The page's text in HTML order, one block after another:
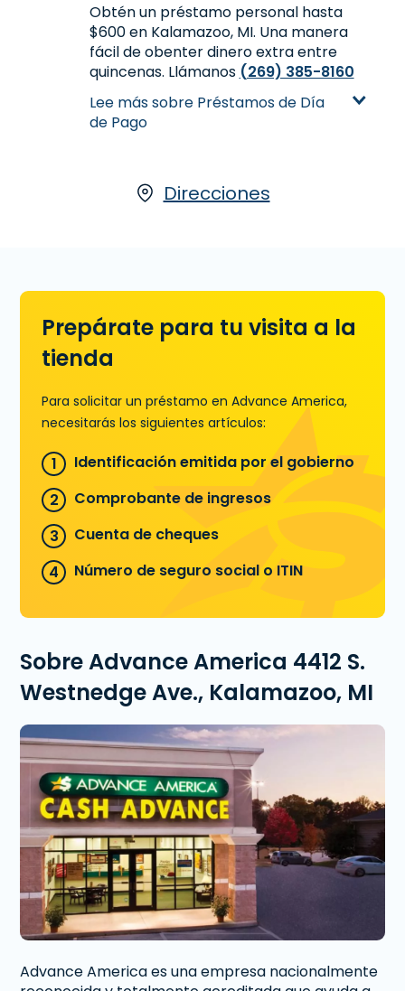
Obtén un préstamo personal hasta
$600 en Kalamazoo, MI. Una manera
fácil de obenter dinero extra entre
quincenas. Llámanos (269) 385-8160
o visítanos 4412 S. Westnedge Ave. en
Kalamazoo, MI para más información.
Lee más sobre Préstamos de Día
de Pago
Direcciones
Prepárate para tu visita a la
tienda
Para solicitar un préstamo en Advance America,
necesitarás los siguientes artículos:
Identificación emitida por el gobierno
Comprobante de ingresos
Cuenta de cheques
Número de seguro social o ITIN
Sobre Advance America 4412 S.
Westnedge Ave., Kalamazoo, MI
Advance America es una empresa nacionalmente